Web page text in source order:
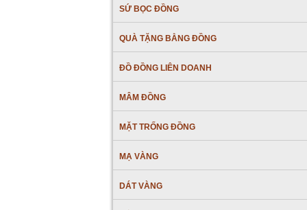
SỨ BỌC ĐỒNG
QUÀ TẶNG BẰNG ĐỒNG
ĐỒ ĐỒNG LIÊN DOANH
MÂM ĐỒNG
MẶT TRỐNG ĐỒNG
MẠ VÀNG
DÁT VÀNG